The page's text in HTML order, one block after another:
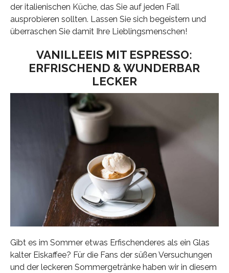
der italienischen Küche, das Sie auf jeden Fall
ausprobieren sollten. Lassen Sie sich begeistern und
überraschen Sie damit Ihre Lieblingsmenschen!
VANILLEEIS MIT ESPRESSO:
ERFRISCHEND & WUNDERBAR
LECKER
Gibt es im Sommer etwas Erfischenderes als ein Glas
kalter Eiskaffee? Für die Fans der süßen Versuchungen
und der leckeren Sommergetränke haben wir in diesem